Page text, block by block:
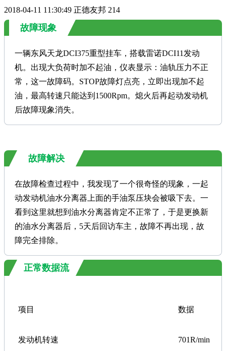
2018-04-11 11:30:49 正德友邦 214
故障现象
一辆东风天龙DCI375重型挂车，搭载雷诺DCI11 发动
机。出现大负荷时加不起油，仪表显示：油轨压力不正
常，这一故障码。 STOP故障灯点亮，立即出现加不起
油，最高转速只能达到 1500Rpm。熄火后再起动发动机
后故障现象消失。
故障解决
在故障检查过程中，我发现了一个很奇怪的现象，一起
动发动机油水分离器上面的手油泵压块会被吸下去。一
看到这里就想到油水分离器肯定不正常了，于是更换新
的油水分离器后， 5天后回访车主，故障不再出现，故
障完全排除。
正常数据流
项目 数据
发动机转速 701R/min